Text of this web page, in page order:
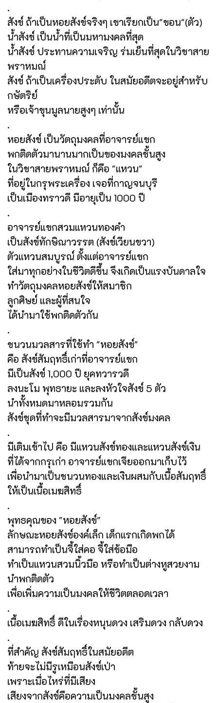
.
สังข์ ถ้าเป็นหอยสังข์จริงๆ เขาเรียกเป็น"ขอน"(ตัว)
น้ำสังข์ เป็นน้ำที่เป็นมหามงคลที่สุด
น้ำสังข์ ประทานความเจริญ ร่มเย็นที่สุดในวิชาสาย
พราหมณ์
สังข์ ถ้าเป็นเครื่องประดับ ในสมัยอดีตจะอยู่สำหรับ
กษัตริย์
หรือเจ้าขุนมูลนายสูงๆ เท่านั้น
.
หอยสังข์ เป็นวัตถุมงคลที่อาจารย์แขก
พกติดตัวมานานมากเป็นของมงคลชั้นสูง
ในวิชาสายพราหมณ์ ก็คือ "แหวน"
ที่อยู่ในกรุพระเครื่อง เจอที่กาญจนบุรี
เป็นเมืองทราวดี มีอายุเป็น 1000 ปี
.
อาจารย์แขกสวมแหวนทองคำ
เป็นสังข์ทักษิณาวรรต (สังข์เวียนขวา)
ตัวแหวนสมบูรณ์ ตั้งแต่อาจารย์แขก
ใส่มาทุกอย่างในชีวิตดีขึ้น จึงเกิดเป็นแรงบันดาลใจ
ทำวัตถุมงคลหอยสังข์ให้สมาชิก
ลูกศิษย์ และผู้ที่สนใจ
ได้นำมาใช้พกติดตัวกัน
.
ชนวนมวลสารที่ใช้ทำ "หอยสังข์"
คือ สังข์สัมฤทธิ์เก่าที่อาจารย์แขก
มีเป็นสังข์ 1,000 ปี ยุคทวารวดี
ลงนะโม พุทธายะ และลงหัวใจสังข์ 5 ตัว
นำทั้งหมดมาหลอมรวมกัน
สังข์ชุดที่ทำจะมีมวลสารมาจากสังข์มงคล
.
มีเติมเข้าไป คือ มีแหวนสังข์ทองและแหวนสังข์เงิน
ที่ได้จากกรุเก่า อาจารย์แขกเจียออกมาเก็บไว้
เพื่อนำมาเป็นชนวนทองและเงินผสมกับเนื้อสัมฤทธิ์
ให้เป็นเนื้อเมฆสิทธิ์
.
พุทธคุณของ "หอยสังข์"
ลักษณะหอยสังข์องค์เล็ก เด็กแรกเกิดพกได้
สามารถทำเป็นจี้ใส่คอ จี้ใส่ข้อมือ
ทำเป็นแหวนสวมนิ้วมือ หรือทำเป็นต่างหูสวยงาม
นำพกติดตัว
เพื่อเพิ่มความเป็นมงคลให้ชีวิตตลอดเวลา
.
เนื้อเมฆสิทธิ์ ดีในเรื่องหนุนดวง เสริมดวง กลับดวง
.
ที่สำคัญ สังข์สัมฤทธิ์ในสมัยอดีต
ท้ายจะไม่มีรูเหมือนสังข์เป่า
เพราะเมื่อไหร่ที่มีเสียง
เสียงจากสังข์คือความเป็นมงคลชั้นสูง